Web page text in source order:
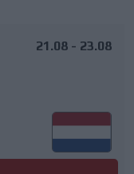
21.08 - 23.08